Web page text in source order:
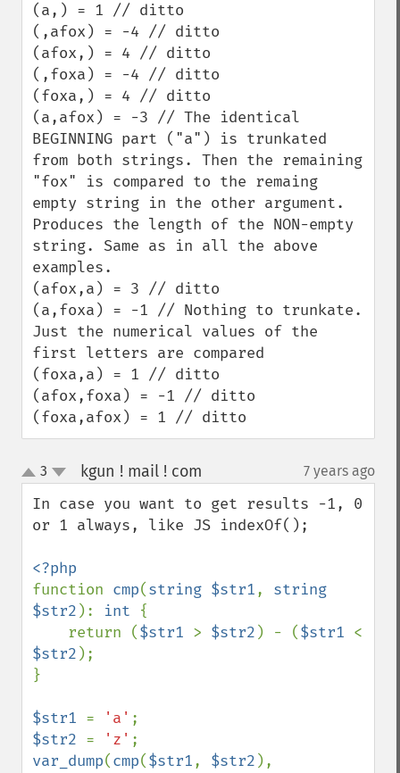
(a,) = 1 // ditto
(,afox) = -4 // ditto
(afox,) = 4 // ditto
(,foxa) = -4 // ditto
(foxa,) = 4 // ditto
(a,afox) = -3 // The identical
BEGINNING part ("a") is trunkated
from both strings. Then the remaining
"fox" is compared to the remaing
empty string in the other argument.
Produces the length of the NON-empty
string. Same as in all the above
examples.
(afox,a) = 3 // ditto
(a,foxa) = -1 // Nothing to trunkate.
Just the numerical values of the
first letters are compared
(foxa,a) = 1 // ditto
(afox,foxa) = -1 // ditto
(foxa,afox) = 1 // ditto
up
down
3 kgun ! mail ! com 7 years ago
In case you want to get results -1, 0
or 1 always, like JS indexOf();
function cmp(string $str1, string
$str2 ): int {
    return (
$str1 > $str2 ) - ($str1
$str2 );
}
$str1 = 'a'
$str2 = 'z'
var_dump(cmp($str1, $str2